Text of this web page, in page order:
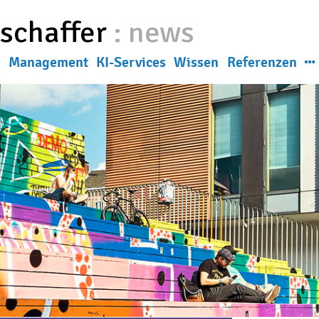
: news
Management KI-Services Wissen Referenzen
News